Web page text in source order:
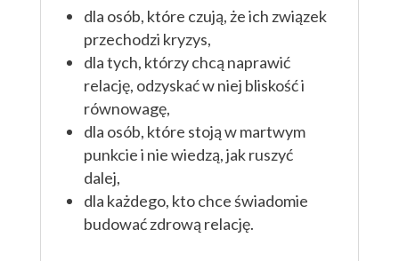
dla osób, które czują, że ich związek
przechodzi kryzys,
dla tych, którzy chcą naprawić
relację, odzyskać w niej bliskość i
równowagę,
dla osób, które stoją w martwym
punkcie i nie wiedzą, jak ruszyć
dalej,
dla każdego, kto chce świadomie
budować zdrową relację.